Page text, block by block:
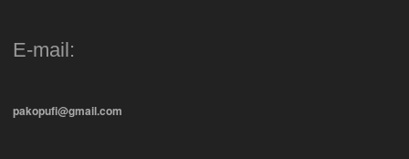
E-mail:
pakopufi@gmail.com